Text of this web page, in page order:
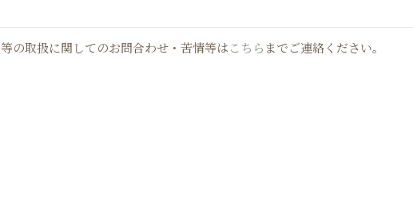
の取扱に関してのお問合わせ・苦情等はこちらまでご連絡ください。